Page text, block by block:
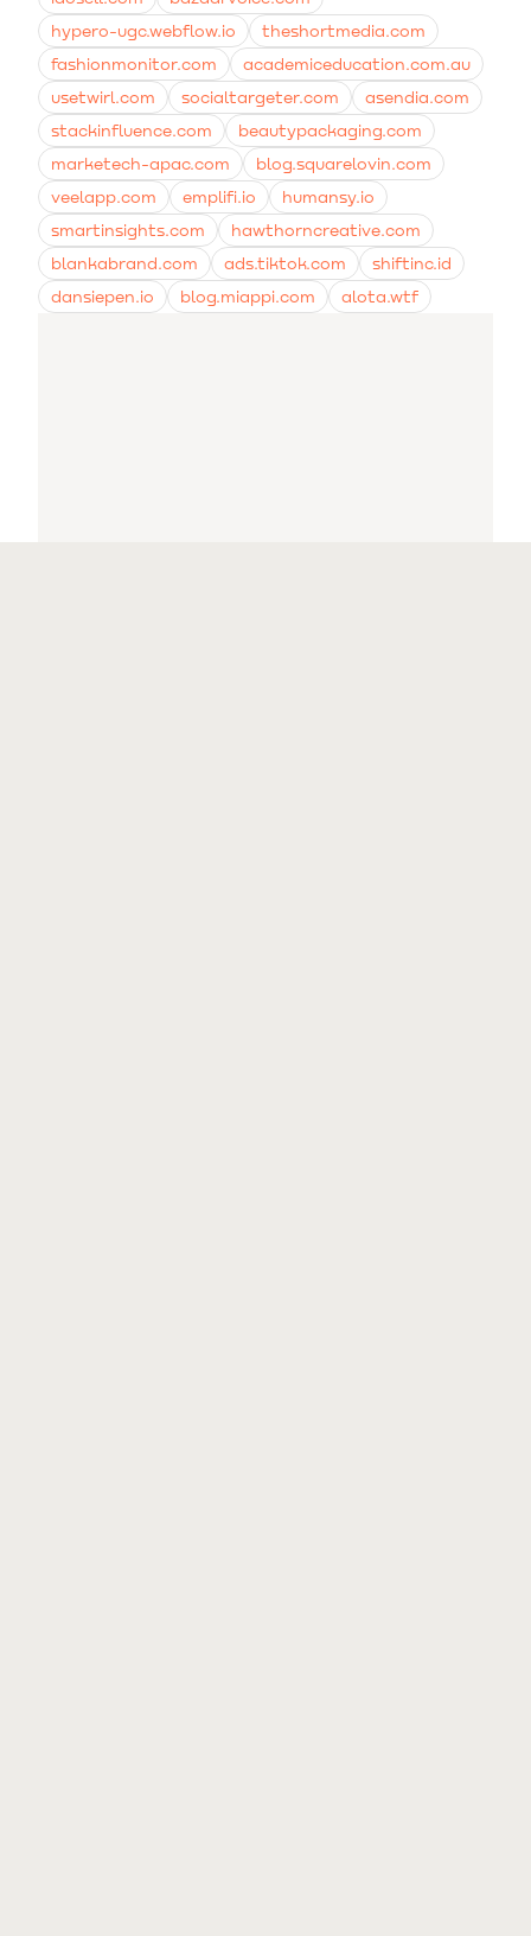
hypero-ugc.webflow.io
theshortmedia.com
fashionmonitor.com
academiceducation.com.au
usetwirl.com
socialtargeter.com
asendia.com
stackinfluence.com
beautypackaging.com
marketech-apac.com
blog.squarelovin.com
veelapp.com
emplifi.io
humansy.io
smartinsights.com
hawthorncreative.com
blankabrand.com
ads.tiktok.com
shiftinc.id
dansiepen.io
blog.miappi.com alota.wtf